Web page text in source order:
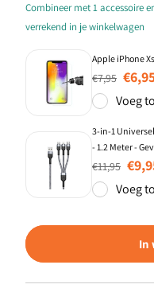
Combineer met 1 accessoire
verrekend in je winkelwagen
Apple iPhone
Normale prijs
€7,95
Voeg
3-in-1
- 1.2 Meter -
Normale prijs
€11,95
Voeg
In